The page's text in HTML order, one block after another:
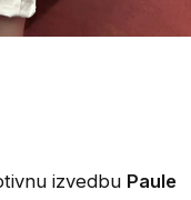
izvedbu Paule